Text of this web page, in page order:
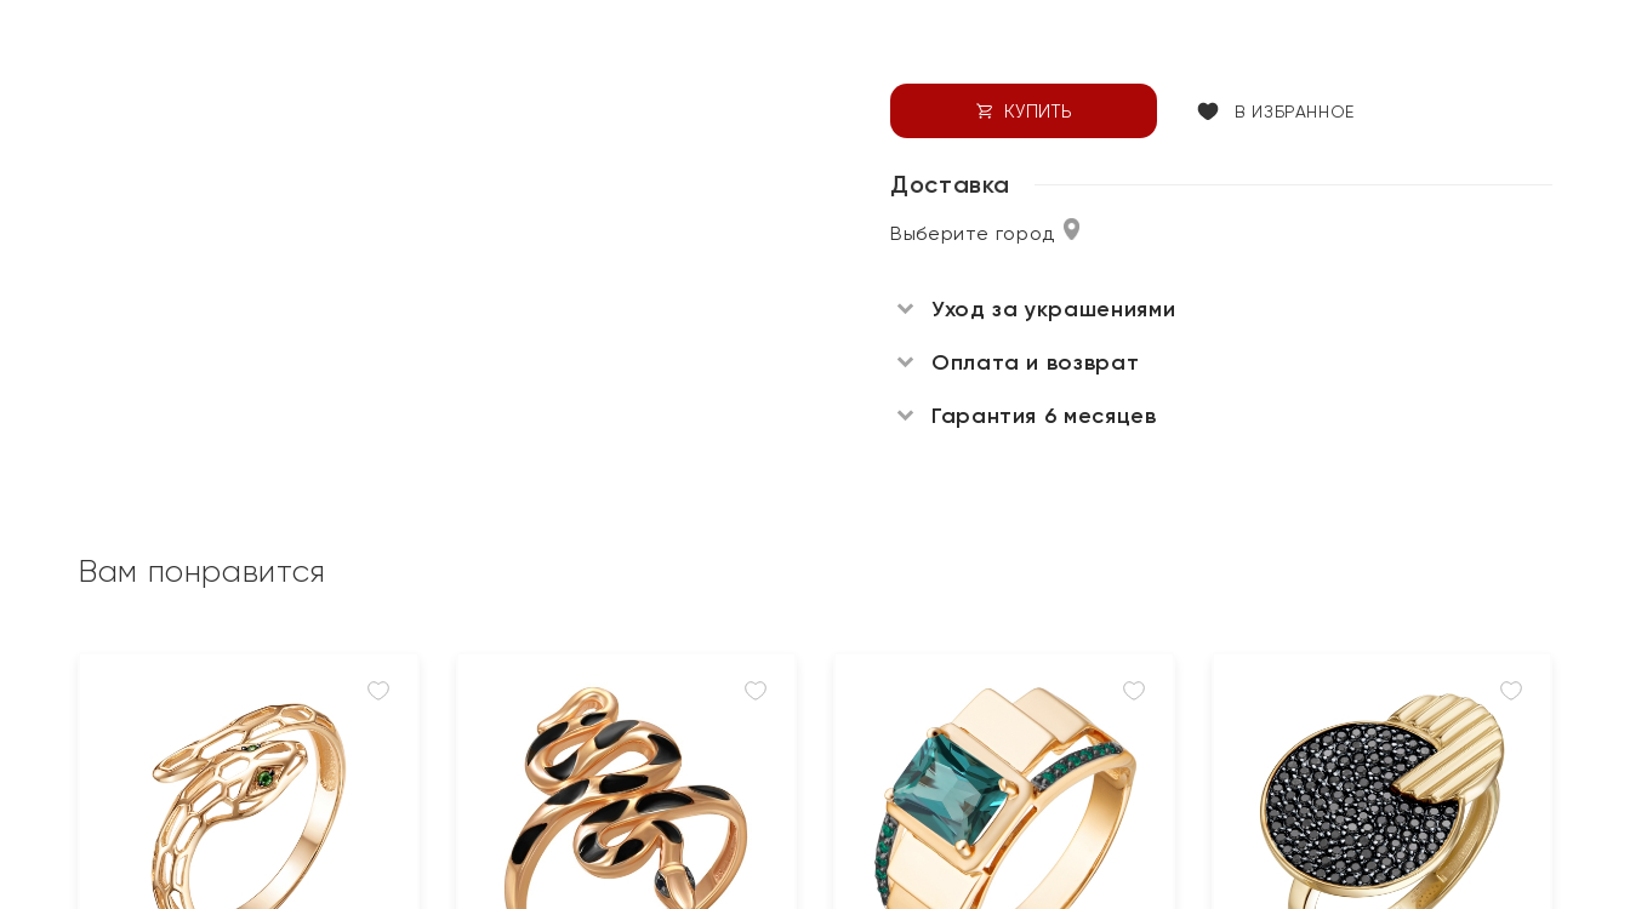
КУПИТЬ В ИЗБРАННОЕ
Доставка
Выберите город
Уход за украшениями
Оплата и возврат
Гарантия 6 месяцев
Вам понравится